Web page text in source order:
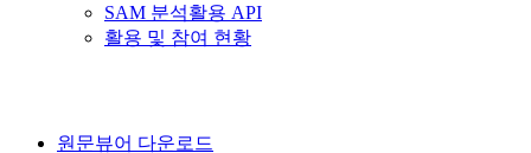
SAM 분석활용 API
활용 및 참여 현황
원문뷰어 다운로드